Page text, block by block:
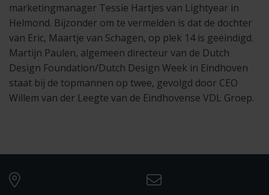
marketingmanager Tessie Hartjes van Lightyear in
Helmond. Bijzonder om te vermelden is dat de dochter
van Eric, Maartje van Schagen, op plek 14 is geëindigd.
Martijn Paulen, algemeen directeur van de Dutch
Design Foundation/Dutch Design Week in Eindhoven
staat bij de topmannen op twee, gevolgd door CEO
Willem van der Leegte van de Eindhovense VDL Groep.